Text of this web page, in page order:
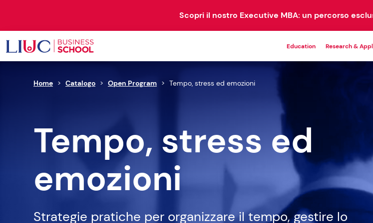
Scopri il nostro Executive MBA: un percorso
Education
PROGRAM
72 corsi disponibili
MASTER
21 corsi disponibili
1 corso disponibile EMBA 1 corso
Master Universitari 9 corsi disponibili
Research &
& STUDIES
BUSINESS
Home > Catalogo > Open Program > Tempo, stress ed emozioni
Tempo, stress ed
emozioni
Strategie pratiche per organizzare il tempo, gestire lo